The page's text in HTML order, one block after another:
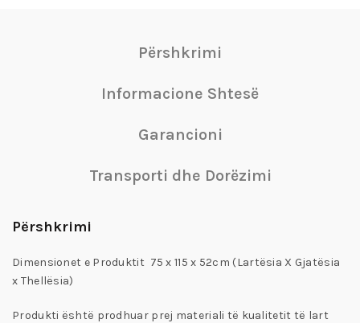
Përshkrimi
Informacione Shtesë
Garancioni
Transporti dhe Dorëzimi
Përshkrimi
Dimensionet e Produktit 75 x 115 x 52cm (Lartësia X Gjatësia
x Thellësia)
Produkti është prodhuar prej materiali të kualitetit të lart